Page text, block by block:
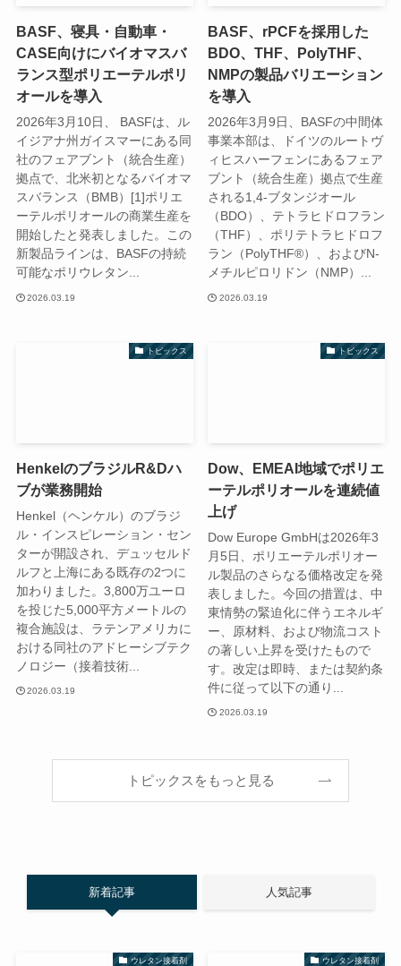
BASF、寝具・自動車・
CASE向けにバイオマスバ
ランス型ポリエーテルポリ
オールを導入
2026年3月10日、 BASFは、ル
イジアナ州ガイスマーにある同
社のフェアブント（統合生産）
拠点で、北米初となるバイオマ
スバランス（BMB）[1]ポリエ
ーテルポリオールの商業生産を
開始したと発表しました。この
新製品ラインは、BASFの持続
可能なポリウレタン...
2026.03.19
BASF、rPCFを採用した
BDO、THF、PolyTHF、
NMPの製品バリエーション
を導入
2026年3月9日、BASFの中間体
事業本部は、ドイツのルートヴ
ィヒスハーフェンにあるフェア
ブント（統合生産）拠点で生産
される1,4-ブタンジオール
（BDO）、テトラヒドロフラン
（THF）、ポリテトラヒドロフ
ラン（PolyTHF®）、およびN-
メチルピロリドン（NMP）...
2026.03.19
トピックス
HenkelのブラジルR&Dハ
ブが業務開始
Henkel（ヘンケル）のブラジ
ル・インスピレーション・セン
ターが開設され、デュッセルド
ルフと上海にある既存の2つに
加わりました。3,800万ユーロ
を投じた5,000平方メートルの
複合施設は、ラテンアメリカに
おける同社のアドヒーシブテク
ノロジー（接着技術...
2026.03.19
トピックス
Dow、EMEAI地域でポリエ
ーテルポリオールを連続値
上げ
Dow Europe GmbHは2026年3
月5日、ポリエーテルポリオー
ル製品のさらなる価格改定を発
表しました。今回の措置は、中
東情勢の緊迫化に伴うエネルギ
ー、原材料、および物流コスト
の著しい上昇を受けたもので
す。改定は即時、または契約条
件に従って以下の通り...
2026.03.19
トピックスをもっと見る
新着記事 人気記事
ウレタン接着剤 ウレタン接着剤